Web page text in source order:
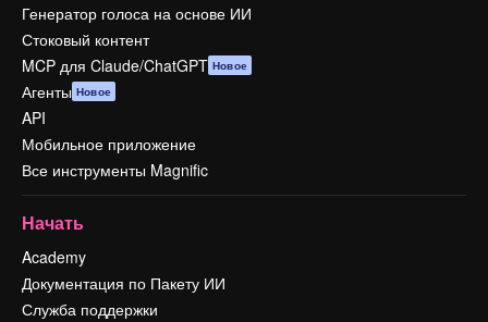
Генератор голоса на основе ИИ
Стоковый контент
MCP для Claude/ChatGPT Новое
Агенты Новое
API
Мобильное приложение
Все инструменты Magnific
Начать
Academy
Документация по Пакету ИИ
Служба поддержки